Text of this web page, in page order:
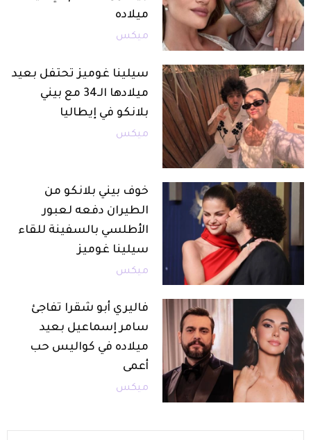
ميلاده
ميكس
سيلينا غوميز تحتفل بعيد
ميلادها الـ34 مع بيني
بلانكو في إيطاليا
ميكس
خوف بيني بلانكو من
الطيران دفعه لعبور
الأطلسي بالسفينة للقاء
سيلينا غوميز
ميكس
فاليري أبو شقرا تفاجئ
سامر إسماعيل بعيد
ميلاده في كواليس حب
أعمى
ميكس